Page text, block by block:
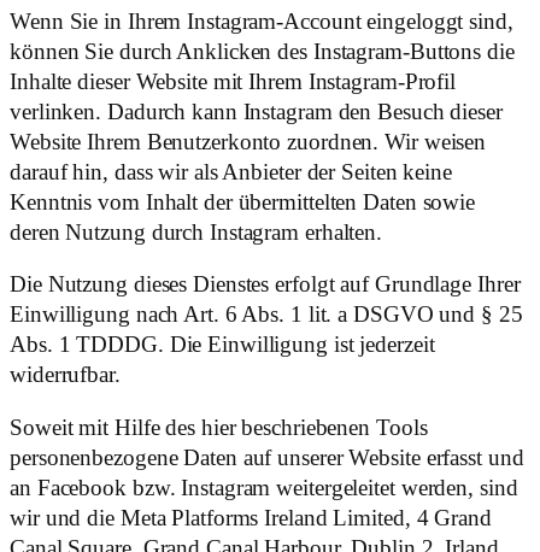
Wenn Sie in Ihrem Instagram-Account eingeloggt sind,
können Sie durch Anklicken des Instagram-Buttons die
Inhalte dieser Website mit Ihrem Instagram-Profil
verlinken. Dadurch kann Instagram den Besuch dieser
Website Ihrem Benutzerkonto zuordnen. Wir weisen
darauf hin, dass wir als Anbieter der Seiten keine
Kenntnis vom Inhalt der übermittelten Daten sowie
deren Nutzung durch Instagram erhalten.
Die Nutzung dieses Dienstes erfolgt auf Grundlage Ihrer
Einwilligung nach Art. 6 Abs. 1 lit. a DSGVO und § 25
Abs. 1 TDDDG. Die Einwilligung ist jederzeit
widerrufbar.
Soweit mit Hilfe des hier beschriebenen Tools
personenbezogene Daten auf unserer Website erfasst und
an Facebook bzw. Instagram weitergeleitet werden, sind
wir und die Meta Platforms Ireland Limited, 4 Grand